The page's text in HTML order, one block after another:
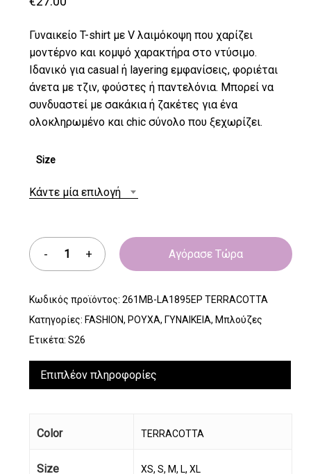
Γυναικείο T-shirt με V λαιμόκοψη που χαρίζει
μοντέρνο και κομψό χαρακτήρα στο ντύσιμο.
Ιδανικό για casual ή layering εμφανίσεις, φοριέται
άνετα με τζιν, φούστες ή παντελόνια. Μπορεί να
συνδυαστεί με σακάκια ή ζακέτες για ένα
ολοκληρωμένο και chic σύνολο που ξεχωρίζει.
Size
Κάντε μία επιλογή
Αγόρασε Τώρα
Κωδικός προϊόντος: 261MB-LA1895EP TERRACOTTA
Κατηγορίες: FASHION, ΡΟΥΧΑ, ΓΥΝΑΙΚΕΙΑ, Μπλούζες
Ετικέτα: S26
Επιπλέον πληροφορίες
Color TERRACOTTA
Size XS, S, M, L, XL